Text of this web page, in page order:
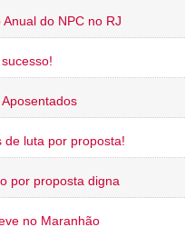
do NPC no RJ
de luta por proposta!
por proposta digna
no Maranhão